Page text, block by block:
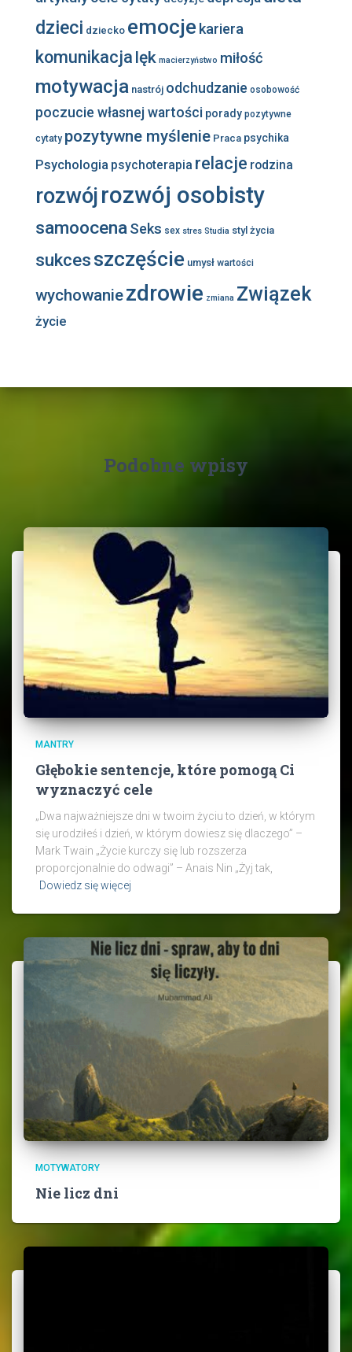
dzieci dziecko emocje kariera
komunikacja lęk macierzyństwo miłość
motywacja nastrój odchudzanie osobowość
poczucie własnej wartości porady pozytywne
cytaty pozytywne myślenie Praca psychika
Psychologia psychoterapia relacje rodzina
rozwójrozwój osobisty
samoocenaSeks sex stres Studia styl życia
sukcesszczęście umysł wartości
wychowaniezdrowie zmiana Związek
życie
Podobne wpisy
MANTRY
Głębokie sentencje, które pomogą Ci
wyznaczyć cele
„Dwa najważniejsze dni w twoim życiu to dzień, w którym
się urodziłeś i dzień, w którym dowiesz się dlaczego” –
Mark Twain „Życie kurczy się lub rozszerza
proporcjonalnie do odwagi” – Anais Nin „Żyj tak,
Dowiedz się więcej
MOTYWATORY
Nie licz dni